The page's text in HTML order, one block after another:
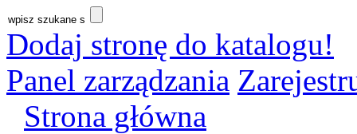
Dodaj stronę do katalogu!
Panel zarządzania
Strona główna